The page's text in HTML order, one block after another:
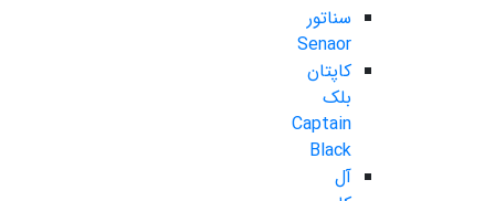
سناتور
Senaor
کاپتان
بلک
Captain
Black
آل